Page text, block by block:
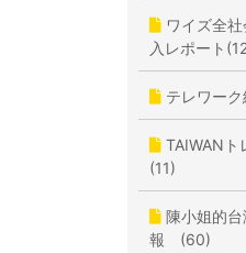
ワイズ全
入レポート
テレワー
TAIWANト
(11)
陳小姐的
報 (60)